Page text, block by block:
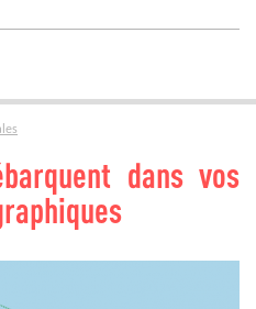
dans vos